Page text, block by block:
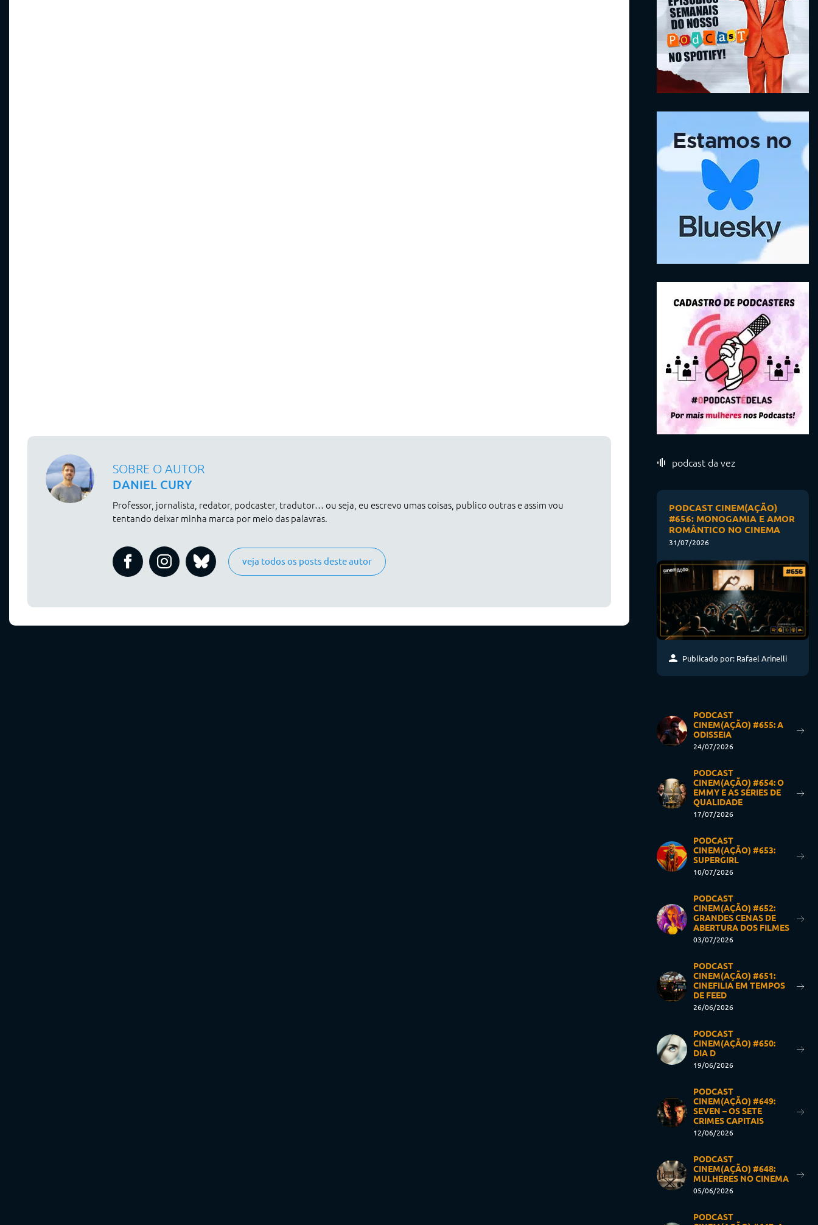
SOBRE O AUTOR
DANIEL CURY
Professor, jornalista, redator, podcaster, tradutor… ou seja, eu escrevo umas coisas, publico outras e assim vou
tentando deixar minha marca por meio das palavras.
veja todos os posts deste autor
podcast da vez
PODCAST CINEM(AÇÃO)
#656: MONOGAMIA E AMOR
ROMÂNTICO NO CINEMA
31/07/2026
Publicado por: Rafael Arinelli
PODCAST
CINEM(AÇÃO) #655: A
ODISSEIA
24/07/2026
PODCAST
CINEM(AÇÃO) #654: O
EMMY E AS SÉRIES DE
QUALIDADE
17/07/2026
PODCAST
CINEM(AÇÃO) #653:
SUPERGIRL
10/07/2026
PODCAST
CINEM(AÇÃO) #652:
GRANDES CENAS DE
ABERTURA DOS FILMES
03/07/2026
PODCAST
CINEM(AÇÃO) #651:
CINEFILIA EM TEMPOS
DE FEED
26/06/2026
PODCAST
CINEM(AÇÃO) #650:
DIA D
19/06/2026
PODCAST
CINEM(AÇÃO) #649:
SEVEN – OS SETE
CRIMES CAPITAIS
12/06/2026
PODCAST
CINEM(AÇÃO) #648:
MULHERES NO CINEMA
05/06/2026
PODCAST